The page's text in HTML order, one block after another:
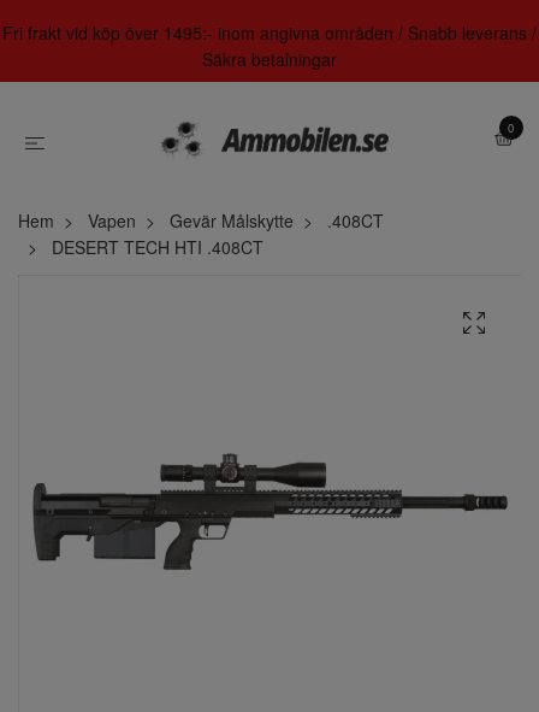
Fri frakt vid köp över 1495:- inom angivna områden / Snabb leverans /
Säkra betalningar
0
Hem Vapen Gevär Målskytte
.408CT
DESERT TECH HTI .408CT